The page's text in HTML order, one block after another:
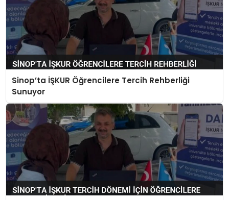
Sinop’ta İŞKUR Öğrencilere Tercih Rehberliği
Sunuyor